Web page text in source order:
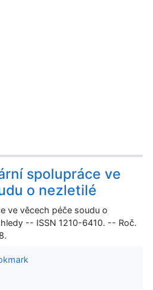
spolupráce ve
o nezletilé
ve věcech péče soudu o
-- ISSN 1210-6410. -- Roč.